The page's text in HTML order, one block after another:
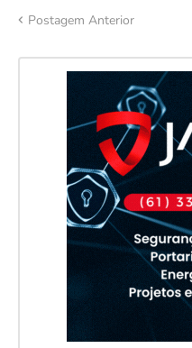
Postagem Anterior